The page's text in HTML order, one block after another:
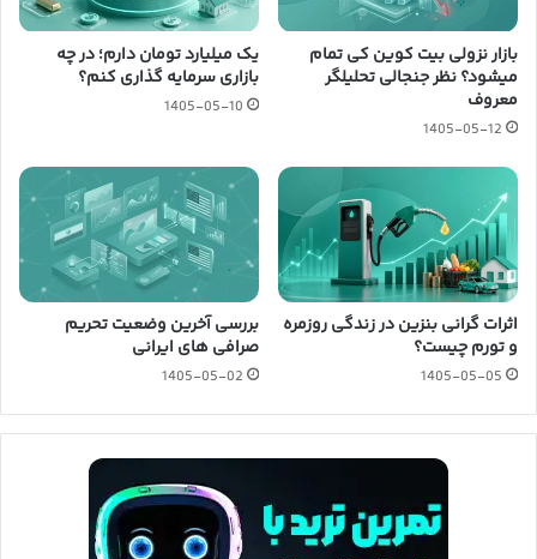
بازار نزولی بیت کوین کی تمام
میشود؟ نظر جنجالی تحلیلگر
معروف
1405-05-12
یک میلیارد تومان دارم؛ در چه
بازاری سرمایه گذاری کنم؟
1405-05-10
اثرات گرانی بنزین در زندگی روزمره
و تورم چیست؟
1405-05-05
بررسی آخرین وضعیت تحریم
صرافی های ایرانی
1405-05-02